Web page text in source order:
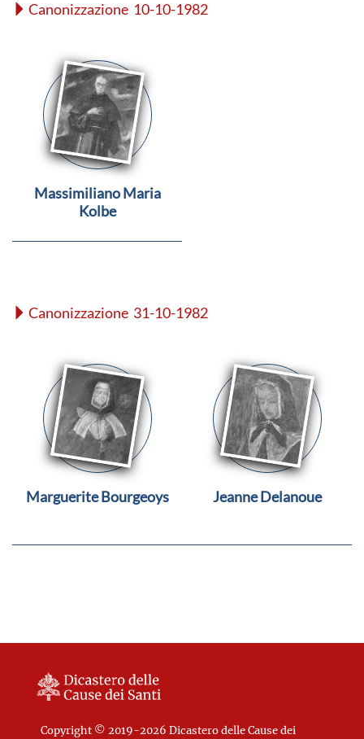
Canonizzazione 10-10-1982
Massimiliano Maria
Kolbe
Canonizzazione 31-10-1982
Marguerite Bourgeoys Jeanne Delanoue
Copyright © 2019-2026 Dicastero delle Cause dei